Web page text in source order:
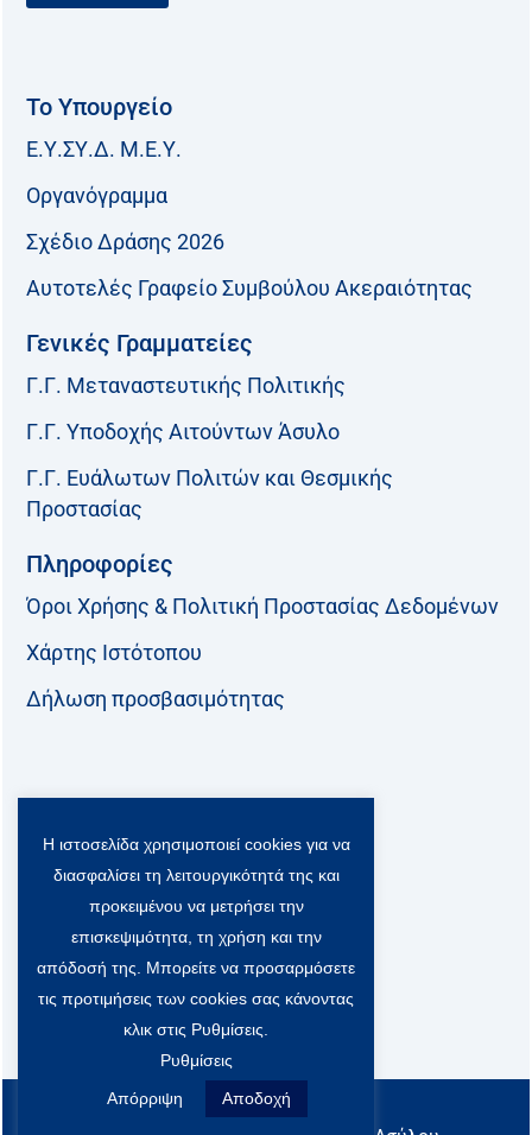
Το Υπουργείο
Ε.Υ.ΣΥ.Δ. Μ.Ε.Υ.
Οργανόγραμμα
Σχέδιο Δράσης 2026
Αυτοτελές Γραφείο Συμβούλου Ακεραιότητας
Γενικές Γραμματείες
Γ.Γ. Μεταναστευτικής Πολιτικής
Γ.Γ. Υποδοχής Αιτούντων Άσυλο
Γ.Γ. Ευάλωτων Πολιτών και Θεσμικής
Προστασίας
Πληροφορίες
Όροι Χρήσης & Πολιτική Προστασίας Δεδομένων
Χάρτης Ιστότοπου
Δήλωση προσβασιμότητας
F
a
o
k
T
w
i
t
t
e
r
-
x
c
L
i
n
k
e
d
i
n
Y
o
u
t
u
b
e
Viber Community:
All rights reserved
Η ιστοσελίδα χρησιμοποιεί cookies για να
διασφαλίσει τη λειτουργικότητά της και
προκειμένου να μετρήσει την
επισκεψιμότητα, τη χρήση και την
απόδοσή της. Μπορείτε να προσαρμόσετε
τις προτιμήσεις των cookies σας κάνοντας
κλικ στις Ρυθμίσεις.
Ρυθμίσεις
Απόρριψη Αποδοχή